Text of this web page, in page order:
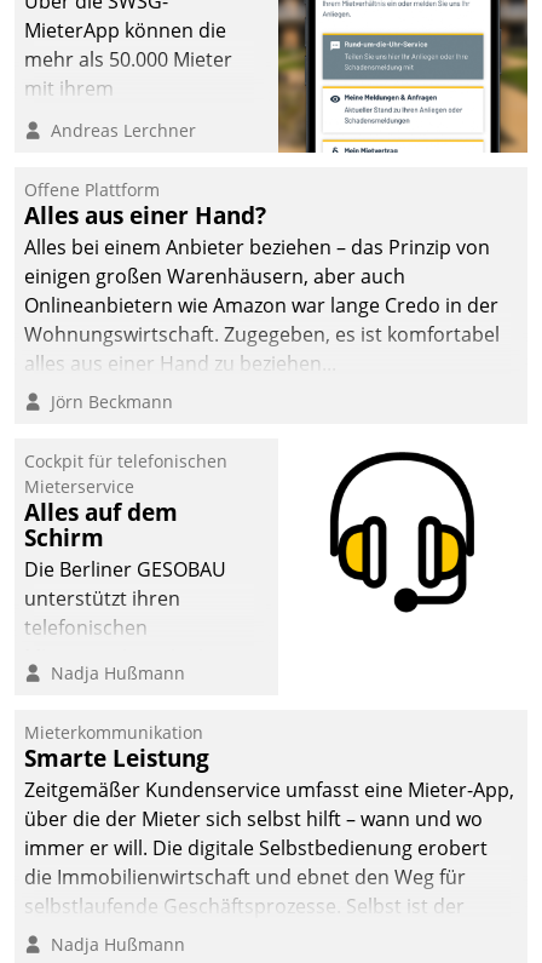
MieterApp können die
mehr als 50.000 Mieter
mit ihrem
Wohnungsunternehmen
kommunizieren, auf dem
einsehen und ändern
oder
Schadensmeldungen
abgeben – rund um die
Uhr.
Andreas Lerchner
Offene Plattform
Alles aus einer Hand?
Alles bei einem Anbieter beziehen – das Prinzip von
einigen großen Warenhäusern, aber auch
Onlineanbietern wie Amazon war lange Credo in der
Wohnungswirtschaft. Zugegeben, es ist komfortabel
alles aus einer Hand zu beziehen...
Jörn Beckmann
Cockpit für telefonischen
Mieterservice
Alles auf dem
Schirm
Die Berliner GESOBAU
unterstützt ihren
telefonischen
digitalen Cockpit, das
passende Fragen und
Schlagworte auswirft.
Eine intuitive
Dialogführung ermöglicht
dem externen
Serviceteam, Anrufe von
Mietenden zügiger und
effizienter zu bearbeiten.
Nadja Hußmann
Mieterkommunikation
Smarte Leistung
Zeitgemäßer Kundenservice umfasst eine Mieter-App,
über die der Mieter sich selbst hilft – wann und wo
immer er will. Die digitale Selbstbedienung erobert
die Immobilienwirtschaft und ebnet den Weg für
selbstlaufende Geschäftsprozesse. Selbst ist der
Kunde und smart der Serviceanbieter.
Nadja Hußmann